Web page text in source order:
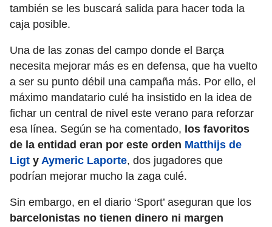
también se les buscará salida para hacer toda la
caja posible.
Una de las zonas del campo donde el Barça
necesita mejorar más es en defensa, que ha vuelto
a ser su punto débil una campaña más. Por ello, el
máximo mandatario culé ha insistido en la idea de
fichar un central de nivel este verano para reforzar
esa línea. Según se ha comentado, los favoritos
de la entidad eran por este orden Matthijs de
Ligt y Aymeric Laporte, dos jugadores que
podrían mejorar mucho la zaga culé.
Sin embargo, en el diario ‘Sport’ aseguran que los
barcelonistas no tienen dinero ni margen